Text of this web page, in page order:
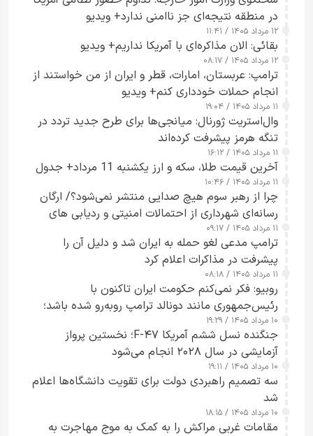
در منطقه نتیجه‌ای جز ناامنی ندارد+ ویدیو
۱۲ مرداد ۱۴۰۵ / ۱۱:۴۱
بقائی: الان مذاکره‌ای با آمریکا نداریم+ ویدیو
۱۲ مرداد ۱۴۰۵ / ۰۸:۱۷
ترامپ: عربستان، امارات، قطر و ایران از من خواستند از
انجام حملات خودداری کنم+ ویدیو
۱۱ مرداد ۱۴۰۵ / ۱۹:۰۴
وال‌استریت ژورنال: میانجی‌ها برای طرح جدید تردد در
تنگه هرمز پیشرفت کرده‌اند
۱۱ مرداد ۱۴۰۵ / ۱۶:۱۲
آخرین قیمت طلا، سکه و ارز یکشنبه 11 مرداد+ جدول
۱۱ مرداد ۱۴۰۵ / ۱۰:۴۶
چرا از رهبر سوم هیچ صدایی منتشر نمی‌شود؟/ ارگان
رسانه‌ای شهرداری از احتمالات امنیتی و ردیابی های
جاسوسی گفت
۱۱ مرداد ۱۴۰۵ / ۰۹:۱۷
ترامپ مدعی لغو حمله به ایران شد و دلیل آن را
پیشرفت در مذاکرات اعلام کرد
۱۱ مرداد ۱۴۰۵ / ۰۸:۱۸
روبیو: فکر نمی‌کنم حکومت ایران تاکنون با
رئیس‌جمهوری مانند دونالد ترامپ روبه‌رو شده باشد؛
کسی که واقعاً دست به اقدام می‌زند
۱۰ مرداد ۱۴۰۵ / ۱۹:۲۹
جنگنده نسل ششم آمریکا F-۴۷؛ نخستین پرواز
آزمایشی در سال ۲۰۲۸ انجام می‌شود
۱۰ مرداد ۱۴۰۵ / ۱۹:۱۱
سه تصمیم راهبردی دولت برای تقویت دانشگاه‌ها اعلام
شد
۱۰ مرداد ۱۴۰۵ / ۱۸:۱۵
مقامات غربی مراکش را به کمک به موج مهاجرت به